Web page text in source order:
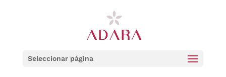
Seleccionar página